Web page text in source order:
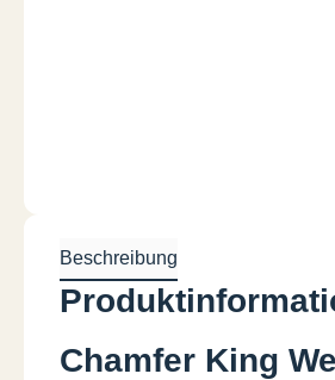
Beschreibung
Chamfer King